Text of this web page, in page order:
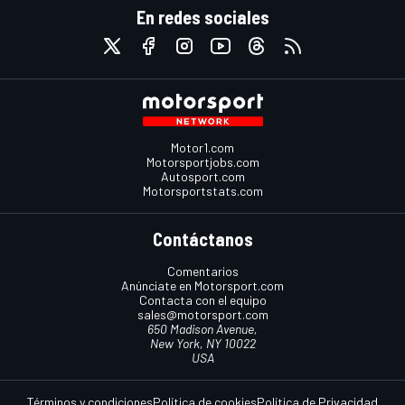
En redes sociales
Motor1.com
Motorsportjobs.com
Autosport.com
Motorsportstats.com
Contáctanos
Comentarios
Anúnciate en Motorsport.com
Contacta con el equipo
sales@motorsport.com
650 Madison Avenue,
New York, NY 10022
USA
Términos y condicionesPolítica de cookiesPolítica de Privacidad